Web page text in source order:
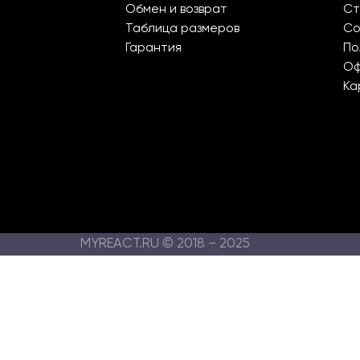
Обмен и возврат
Таблица размеров
Гарантия
MYREACT.RU © 2018 – 2025